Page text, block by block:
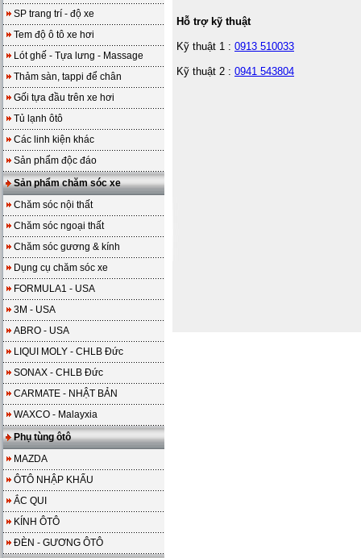
SP trang trí - độ xe
Tem độ ô tô xe hơi
Lót ghế - Tựa lưng - Massage
Thảm sàn, tappi để chân
Gối tựa đầu trên xe hơi
Tủ lạnh ôtô
Các linh kiện khác
Sản phẩm độc đáo
Sản phẩm chăm sóc xe
Chăm sóc nội thất
Chăm sóc ngoại thất
Chăm sóc gương & kính
Dụng cụ chăm sóc xe
FORMULA1 - USA
3M - USA
ABRO - USA
LIQUI MOLY - CHLB Đức
SONAX - CHLB Đức
CARMATE - NHẬT BẢN
WAXCO - Malayxia
Phụ tùng ôtô
MAZDA
ÔTÔ NHẬP KHẨU
ẮC QUI
KÍNH ÔTÔ
ĐÈN - GƯƠNG ÔTÔ
Hỗ trợ kỹ thuật
Kỹ thuật 1 : 0913 510033
Kỹ thuật 2 : 0941 543804